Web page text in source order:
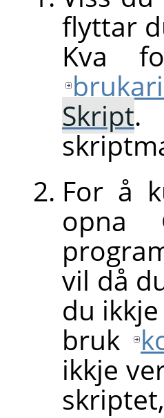
flyttar
Kva
Skript.
For å
opna
vil då
du
bruk
ikkje